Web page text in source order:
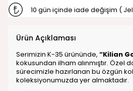
10 gün içinde iade değişim (
Ürün Açıklaması
Serimizin K-35 ürününde, “Kilian
kokusundan ilham alınmıştır. Özel
sürecimizle hazırlanan bu özgün
koleksiyonumuzda yer almaktadır.